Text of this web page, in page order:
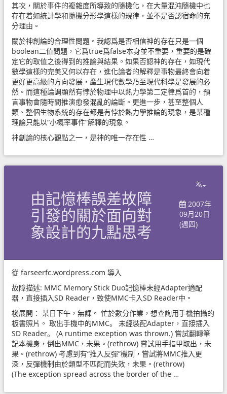
其次，關於事件的複雜度所導致的隨機化，在大量混沌隨機中也
存在着如統計學和隨機分形學這樣的規律，並不是否認宿命的充
分理由。
關於神創論的合理性問題。我認爲是否相信神的存在只是一個
boolean二值問題，它爲true爲false本身並不重要，重要的是確
定它的取值之後得到的推論與結果。如果否認神的存在，如現代
數學這樣的完美又何以存在，進化論者的解釋是事物最終會向着
更好更高級的方向發展，產生現代數學乃至現代科學是發展的必
然。而這種論調顯然有悖於物理中以熱力學第二定律爲首的，預
言事物會隨時間推演愈發混亂的論斷。更進一步，甚至整個人
類、整個生物系統的存在都是有悖於熱力學推論的現象，是某種
理論只能以“小概率事件”解釋的現象。
神創論的核心觀點之一，是神的唯一存在性 …
由記憶棒誤差故障
引發的關於面向對
象設計的九點思考
2007年
09月20日
(週四)
從 farseerfc.wordpress.com 導入
故障描述: MMC Memory Stick Duo記憶棒未經Adapter適配
器，直接插入SD Reader，致使MMC卡入SD Reader中。
棧展開： 某日下午，無課。 忙於數分作業，想查詢用手機拍攝的
板書照片。 取出手機中的MMC。 未經裝配Adapter，直接插入
SD Reader。 (A runtime exception was thrown.) 嘗試翻轉筆
記本機身，倒出MMC，未果。(rethrow) 嘗試用手指甲取出，未
果。(rethrow) 考慮到有“推入反彈”機制，嘗試將MMC推入更
深，反彈機制由於類型不匹配而失效，未果。(rethrow)
(The exception spread across the border of the …